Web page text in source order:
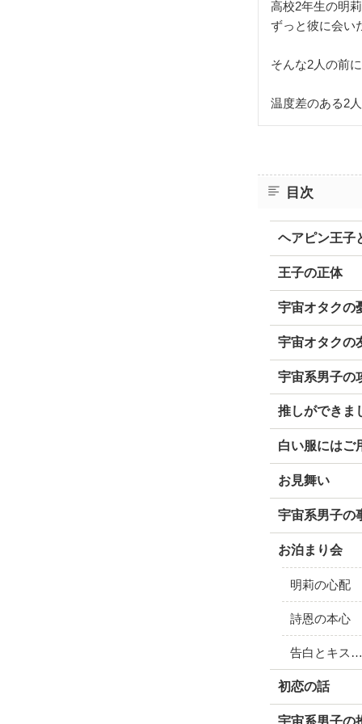
高校2年生の明
ずっと彼に会い
そんな2人の前
温度差のある2
目次
ヘアピン王子
王子の正体
宇宙オタクの
宇宙オタクの
宇宙系男子の
推しができま
白い服にはご
お見舞い
宇宙系男子の
お泊まり会
明莉の心配
詩恩の本心
告白とキス
初恋の話